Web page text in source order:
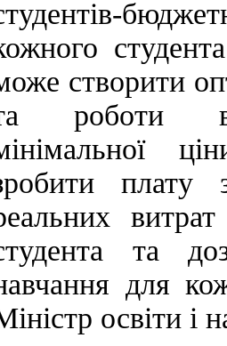
створити
роботи
плату
та
для
освіти і